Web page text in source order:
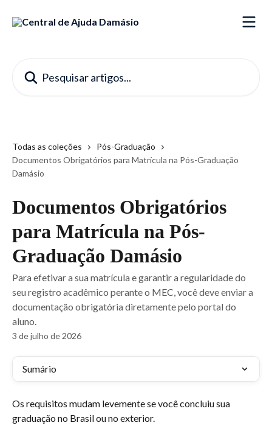
Todas as coleções
Pós-Graduação
Documentos Obrigatórios para Matrícula na Pós-Graduação
Damásio
Documentos Obrigatórios
para Matrícula na Pós-
Graduação Damásio
Para efetivar a sua matrícula e garantir a regularidade do
seu registro acadêmico perante o MEC, você deve enviar a
documentação obrigatória diretamente pelo portal do
aluno.
3 de julho de 2026
Sumário
Os requisitos mudam levemente se você concluiu sua
graduação no Brasil ou no exterior.